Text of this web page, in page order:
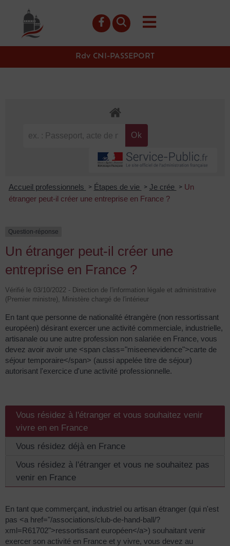
principal
Rdv CNI-PASSEPORT
Accueil professionnels > Étapes de vie > Je crée > Un
étranger peut-il créer une entreprise en France ?
Question-réponse
Un étranger peut-il créer une
entreprise en France ?
Vérifié le 03/10/2022 - Direction de l'information légale et administrative
(Premier ministre), Ministère chargé de l'intérieur
En tant que personne de nationalité étrangère (non ressortissant
européen) désirant exercer une activité commerciale, industrielle,
artisanale ou une autre profession non salariée en France, vous
devez avoir avoir une <span class="miseenevidence">carte de
séjour temporaire</span> (aussi appelée titre de séjour)
autorisant l'exercice d'une activité professionnelle.
Vous résidez à l'étranger et vous souhaitez venir
vivre en en France
Vous résidez déjà en France
Vous résidez à l'étranger et vous ne souhaitez pas
venir en France
En tant que commerçant, industriel ou artisan étranger (qui n'est
pas <a href="/associations/club-de-hand-ball/?
xml=R61702">ressortissant européen</a>) souhaitant venir
exercer son activité en France et y vivre, vous devez au